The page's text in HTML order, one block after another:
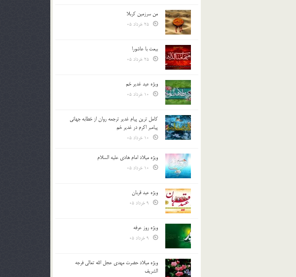
من سرزمین کربلا
بیعت با عاشورا
ویژه عید غدیر خم
کامل ترین پیام غدیر ترجمه روان از خطابه جهانی
پیامبر اکرم در غدیر خم
ویژه میلاد امام هادی علیه السلام
ویژه عید قربان
ویژه روز عرفه
ویژه میلاد حضرت مهدی عجل الله تعالی فرجه
الشريف